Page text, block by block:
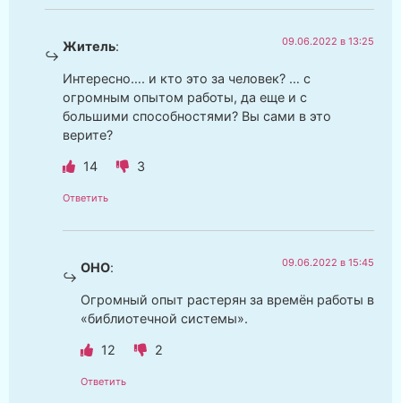
Житель: 09.06.2022 в 13:25
Интересно…. и кто это за человек? … с
огромным опытом работы, да еще и с
большими способностями? Вы сами в это
верите?
14 3
Ответить
ОНО: 09.06.2022 в 15:45
Огромный опыт растерян за времён работы в
«библиотечной системы».
12 2
Ответить